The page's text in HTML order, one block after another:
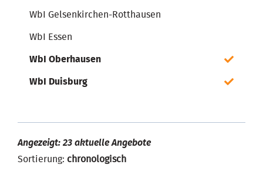
WbI Gelsenkirchen-Rotthausen
WbI Essen
WbI Oberhausen
WbI Duisburg
Angezeigt: 23 aktuelle Angebote
Sortierung: chronologisch